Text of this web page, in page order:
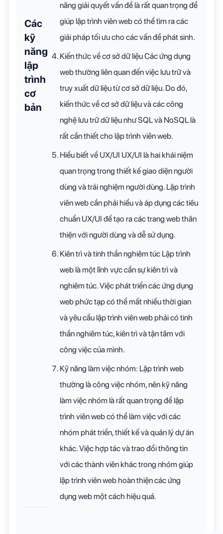
Các
kỹ
năng
lập
trình
cơ
bản
năng giải quyết vấn đề là rất quan trọng để
giúp lập trình viên web có thể tìm ra các
giải pháp tối ưu cho các vấn đề phát sinh.
Kiến thức về cơ sở dữ liệu Các ứng dụng
web thường liên quan đến việc lưu trữ và
truy xuất dữ liệu từ cơ sở dữ liệu. Do đó,
kiến thức về cơ sở dữ liệu và các công
nghệ lưu trữ dữ liệu như SQL và NoSQL là
rất cần thiết cho lập trình viên web.
Hiểu biết về UX/UI UX/UI là hai khái niệm
quan trọng trong thiết kế giao diện người
dùng và trải nghiệm người dùng. Lập trình
viên web cần phải hiểu và áp dụng các tiêu
chuẩn UX/UI để tạo ra các trang web thân
thiện với người dùng và dễ sử dụng.
Kiên trì và tinh thần nghiêm túc Lập trình
web là một lĩnh vực cần sự kiên trì và
nghiêm túc. Việc phát triển các ứng dụng
web phức tạp có thể mất nhiều thời gian
và yêu cầu lập trình viên web phải có tinh
thần nghiêm túc, kiên trì và tận tâm với
công việc của mình.
Kỹ năng làm việc nhóm: Lập trình web
thường là công việc nhóm, nên kỹ năng
làm việc nhóm là rất quan trọng để lập
trình viên web có thể làm việc với các
nhóm phát triển, thiết kế và quản lý dự án
khác. Việc hợp tác và trao đổi thông tin
với các thành viên khác trong nhóm giúp
lập trình viên web hoàn thiện các ứng
dụng web một cách hiệu quả.